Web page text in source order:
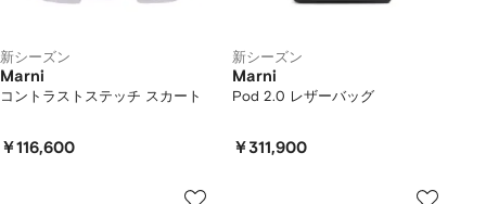
新シーズン
Marni
コントラストステッチ スカート
￥116,600
新シーズン
Marni
Pod 2.0 レザーバッグ
￥311,900